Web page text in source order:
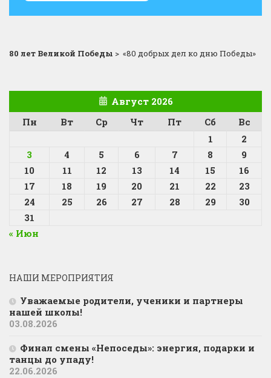
80 лет Великой Победы > «80 добрых дел ко дню Победы»
Август 2026
Пн
Вт Ср Чт Пт Сб
Вс
1
2
3
4 5 6 7 8
9
10
11 12 13 14 15
16
17
18 19 20 21 22
23
24
25 26 27 28 29
30
31
« Июн
НАШИ МЕРОПРИЯТИЯ
Уважаемые родители, ученики и партнеры
нашей школы!
03.08.2026
Финал смены «Непоседы»: энергия, подарки и
танцы до упаду!
22.06.2026